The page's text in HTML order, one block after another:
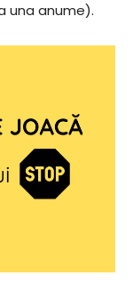
una anume).